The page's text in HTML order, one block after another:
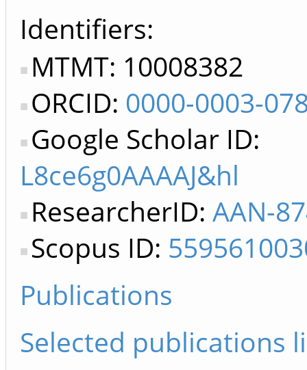
Identifiers
MTMT: 10008382
ORCID: 0000-0003-
Google Scholar ID:
L8ce6g0AAAAJ&hl
ResearcherID: AAN-
Scopus ID:
Publications
Selected publications